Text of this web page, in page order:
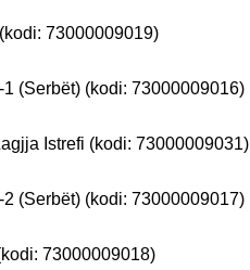
73000009019)
(Serbët) (kodi: 73000009016)
Istrefi (kodi: 73000009031)
(Serbët) (kodi: 73000009017)
73000009018)